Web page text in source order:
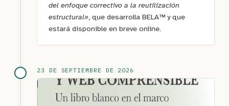
del enfoque correctivo a la reutilización
estructural», que desarrolla BELA™ y que
estará disponible en breve online.
23 DE SEPTIEMBRE DE 2026